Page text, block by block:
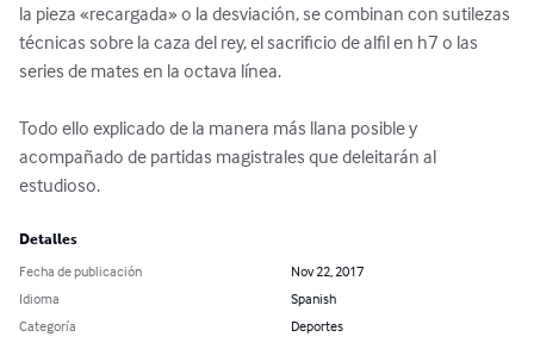
la pieza «recargada» o la desviación, se combinan con sutilezas
técnicas sobre la caza del rey, el sacrificio de alfil en h7 o las
series de mates en la octava línea.
Todo ello explicado de la manera más llana posible y
acompañado de partidas magistrales que deleitarán al
estudioso.
Detalles
Fecha de publicación
Nov 22, 2017
Idioma
Spanish
Categoría
Deportes